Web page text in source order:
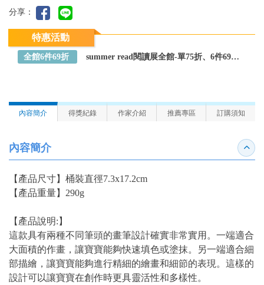
分享：
特惠活動
全館6件69折 summer read閱讀展全館-單75折、6件69折～全館任選
內容簡介 得獎紀錄 作家介紹 推薦專區 訂購須知
內容簡介 收合
【產品尺寸】 桶裝直徑7.3x17.2cm
【產品重量】 290g
【產品說明:】
這款具有兩種不同筆頭的畫筆設計確實非常實用。一端適合
大面積的作畫，讓寶寶能夠快速填色或塗抹。另一端適合細
部描繪，讓寶寶能夠進行精細的繪畫和細節的表現。這樣的
設計可以讓寶寶在創作時更具靈活性和多樣性。